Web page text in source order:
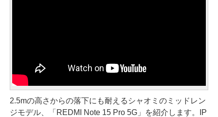
2.5mの高さからの落下にも耐えるシャオミのミッドレン
ジモデル、「REDMI Note 15 Pro 5G」を紹介します。IP